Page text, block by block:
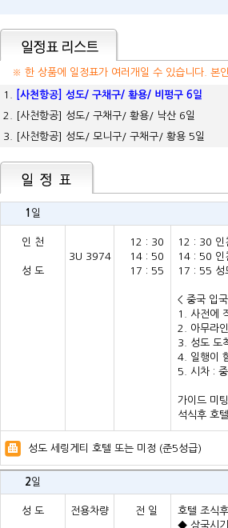
※ 한 상품에 일정표가 여러개일 수 있습니다. 본
1.
[사천항공] 성도/ 구채구/ 황용/ 비펑구 6일
2.
[사천항공] 성도/ 구채구/ 황용/ 낙산 6일
3.
[사천항공] 성도/ 모니구/ 구채구/ 황용 5일
1 일
인 천
성 도
3U 3974
12 : 30
14 : 50
17 : 55
12 : 30 인
14 : 50 인
17 : 55 성
< 중국 입
1. 사전에
2. 아무라
3. 성도 도
4. 일행이
5. 시차 :
가이드 미
석식후 호
성도 세링게티 호텔 또는 미정 (준5성급)
2일
성 도 전용차량 전 일
호텔 조식
◆ 삼국시